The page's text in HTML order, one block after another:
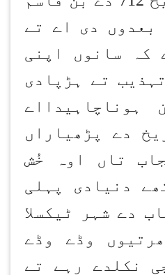
بعدوں دی اے تے
کہ سانوں اپنی
تے ہڑپادی
ہوناچاہیدااے
دے پڑھیاراں
تاں اوہ خُش
دنیادی پہلی
دے شہر ٹیکسلا
وڈے وڈے
نکلدے رہے تے